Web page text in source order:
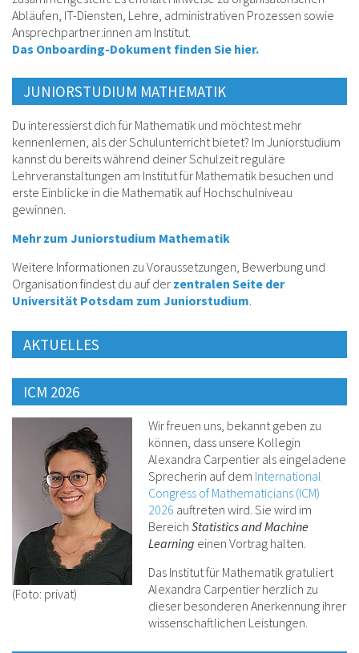
Abläufen, IT-Diensten, Lehre, administrativen Prozessen sowie
Ansprechpartner:innen am Institut.
Das Onboarding-Dokument finden Sie hier.
JUNIORSTUDIUM MATHEMATIK
Du interessierst dich für Mathematik und möchtest mehr
kennenlernen, als der Schulunterricht bietet? Im Juniorstudium
kannst du bereits während deiner Schulzeit reguläre
Lehrveranstaltungen am Institut für Mathematik besuchen und
erste Einblicke in die Mathematik auf Hochschulniveau
gewinnen.
Mehr zum Juniorstudium Mathematik
Weitere Informationen zu Voraussetzungen, Bewerbung und
Organisation findest du auf der zentralen Seite der
Universität Potsdam zum Juniorstudium
AKTUELLES
ICM 2026
(Foto: privat)
Wir freuen uns, bekannt geben zu
können, dass unsere Kollegin
Alexandra Carpentier als eingeladene
Sprecherin auf dem International
Congress of Mathematicians (ICM)
2026 auftreten wird. Sie wird im
Bereich Statistics and Machine
Learning einen Vortrag halten.
Das Institut für Mathematik gratuliert
Alexandra Carpentier herzlich zu
dieser besonderen Anerkennung ihrer
wissenschaftlichen Leistungen.